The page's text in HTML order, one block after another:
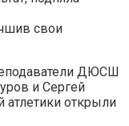
свои
ДЮСШ
и Сергей
атлетики открыли